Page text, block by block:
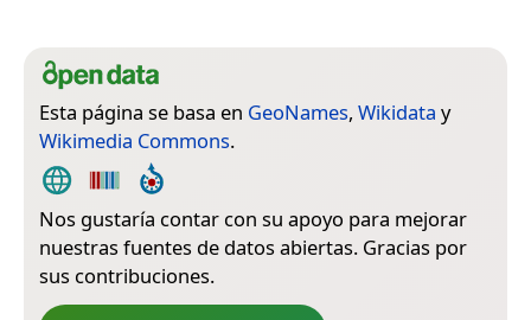
Esta página se basa en GeoNames, Wikidata y
Wikimedia Commons.
Nos gustaría contar con su apoyo para mejorar
nuestras fuentes de datos abiertas. Gracias por
sus contribuciones.